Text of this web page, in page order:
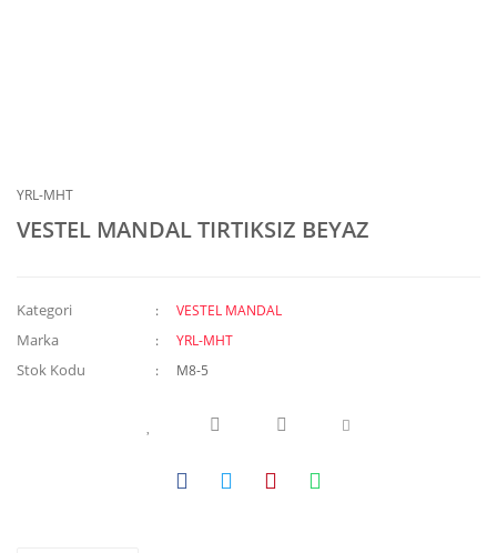
YRL-MHT
VESTEL MANDAL TIRTIKSIZ BEYAZ
Kategori VESTEL MANDAL
Marka YRL-MHT
Stok Kodu M8-5